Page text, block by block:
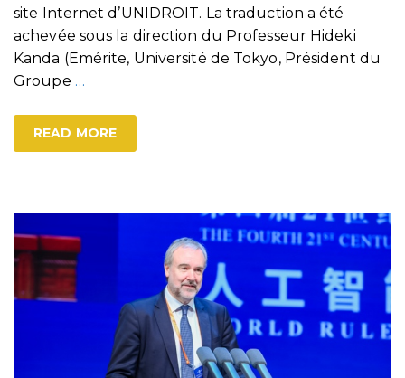
site Internet d’UNIDROIT. La traduction a été
achevée sous la direction du Professeur Hideki
Kanda (Emérite, Université de Tokyo, Président du
Groupe …
READ MORE